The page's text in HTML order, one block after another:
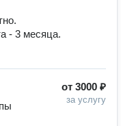
- 3 месяца.
от 3000 ₽
за услугу